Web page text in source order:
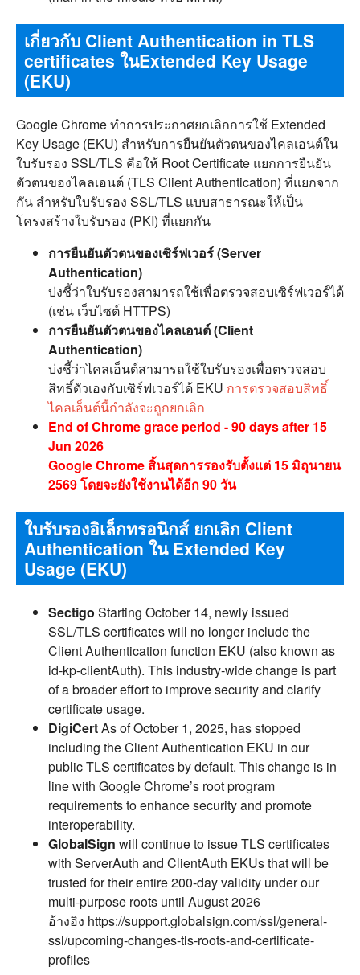
เกี่ยวกับ Client Authentication in TLS
certificates ในExtended Key Usage
(EKU)
Google Chrome ทำการประกาศยกเลิกการใช้ Extended
Key Usage (EKU) สำหรับการยืนยันตัวตนของไคลเอนต์ใน
ใบรับรอง SSL/TLS คือให้ Root Certificate แยกการยืนยัน
ตัวตนของไคลเอนต์ (TLS Client Authentication) ที่แยกจาก
กัน สำหรับใบรับรอง SSL/TLS แบบสาธารณะให้เป็น
โครงสร้างใบรับรอง (PKI) ที่แยกกัน
การยืนยันตัวตนของเซิร์ฟเวอร์ (Server
Authentication)
บ่งชี้ว่าใบรับรองสามารถใช้เพื่อตรวจสอบเซิร์ฟเวอร์ได้
(เช่น เว็บไซต์ HTTPS)
การยืนยันตัวตนของไคลเอนต์ (Client
Authentication)
บ่งชี้ว่าไคลเอ็นต์สามารถใช้ใบรับรองเพื่อตรวจสอบ
สิทธิ์ตัวเองกับเซิร์ฟเวอร์ได้ EKU การตรวจสอบสิทธิ์
ไคลเอ็นต์นี้กำลังจะถูกยกเลิก
End of Chrome grace period - 90 days after 15
Jun 2026
Google Chrome สิ้นสุดการรองรับตั้งแต่ 15 มิถุนายน
2569 โดยจะยังใช้งานได้อีก 90 วัน
ใบรับรองอิเล็กทรอนิกส์ ยกเลิก Client
Authentication ใน Extended Key
Usage (EKU)
Sectigo Starting October 14, newly issued
SSL/TLS certificates will no longer include the
Client Authentication function EKU (also known as
id-kp-clientAuth). This industry-wide change is part
of a broader effort to improve security and clarify
certificate usage.
DigiCertAs of October 1, 2025, has stopped
including the Client Authentication EKU in our
public TLS certificates by default. This change is in
line with Google Chrome’s root program
requirements to enhance security and promote
interoperability.
GlobalSign will continue to issue TLS certificates
with ServerAuth and ClientAuth EKUs that will be
trusted for their entire 200-day validity under our
multi-purpose roots until August 2026
อ้างอิง https://support.globalsign.com/ssl/general-
ssl/upcoming-changes-tls-roots-and-certificate-
profiles